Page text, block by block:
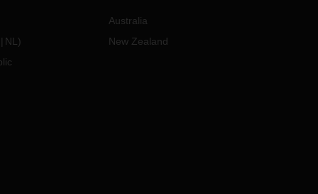
NL )
Australia
New Zealand